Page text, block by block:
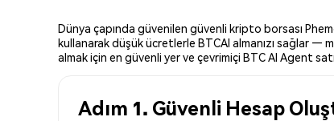
Dünya çapında güvenilen güvenli kripto borsası
kullanarak düşük ücretlerle BTCAI almanızı sağlar —
almak için en güvenli yer ve çevrimiçi BTC AI Agent
Adım 1. Güvenli Hesap